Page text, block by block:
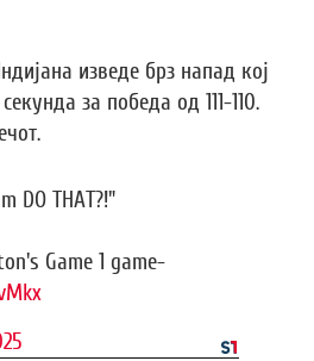
изведе брз напад кој
за победа од 111-110.
DO THAT?!"
Game 1 game-